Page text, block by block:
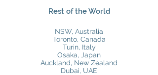
Rest of the World
NSW, Australia
Toronto, Canada
Turin, Italy
Osaka, Japan
Auckland, New Zealand
Dubai, UAE